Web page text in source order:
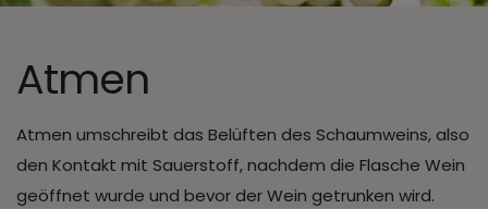
Atmen
Atmen umschreibt das Belüften des Schaumweins, also
den Kontakt mit Sauerstoff, nachdem die Flasche Wein
geöffnet wurde und bevor der Wein getrunken wird.